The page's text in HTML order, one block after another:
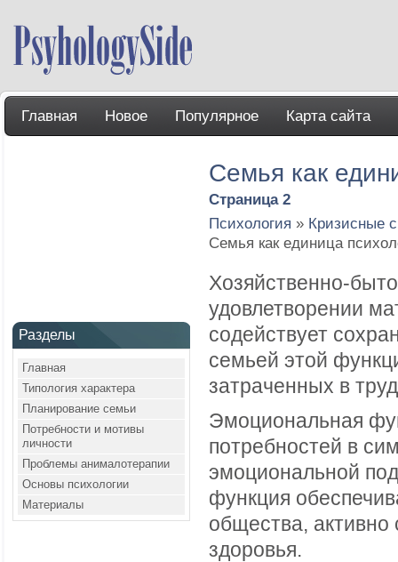
Главная Новое Популярное Карта сайта
Разделы
Главная
Типология характера
Планирование семьи
Потребности и мотивы
личности
Проблемы анималотерапии
Основы психологии
Материалы
Семья как
Страница 2
Психология » Кризисные
Семья как единица
Хозяйственно-
удовлетворении
содействует
семьей этой
затраченных в
Эмоциональная
потребностей в
эмоциональной
функция
общества, активно
здоровья.